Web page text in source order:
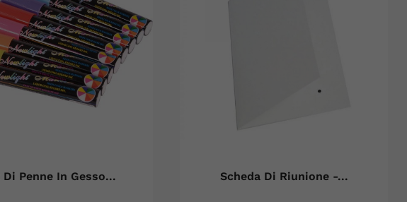
Di Penne In Gesso... Scheda Di Riunione -...